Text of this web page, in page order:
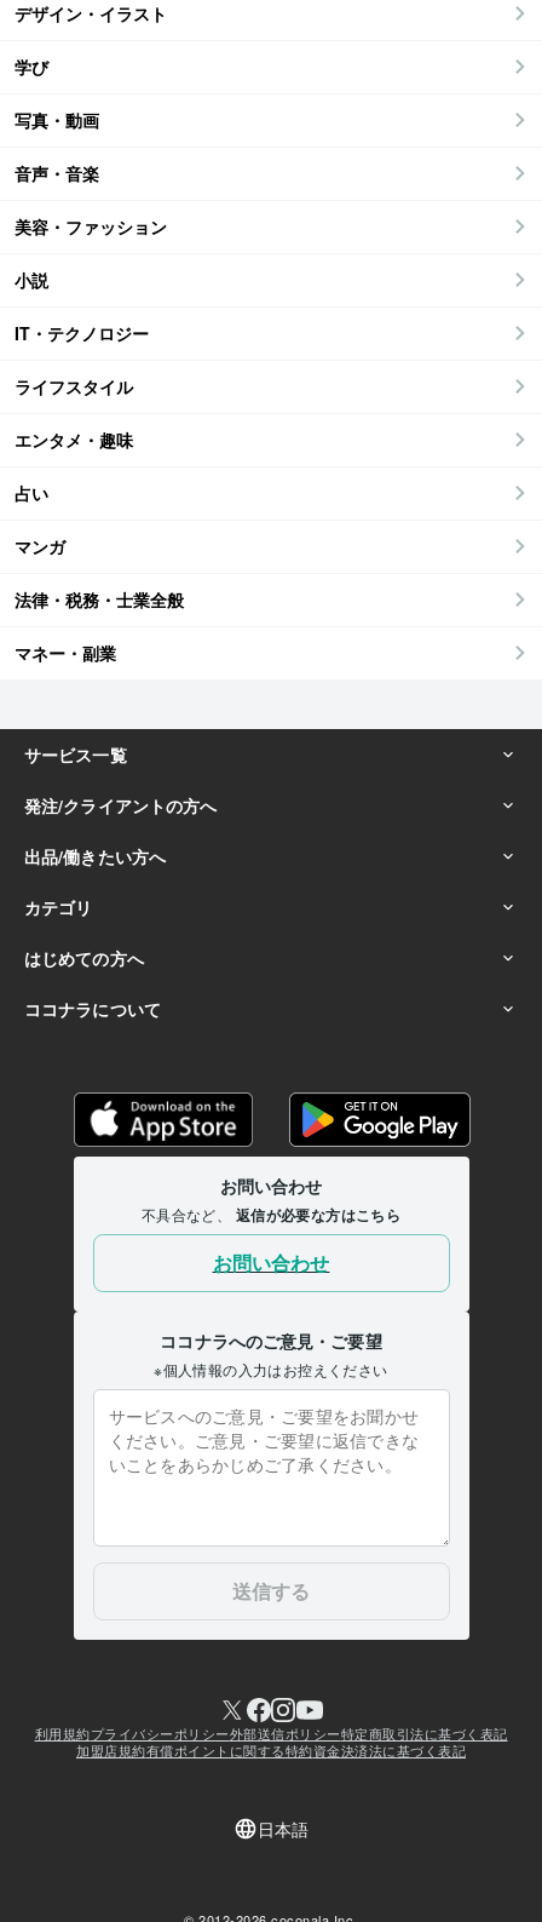
デザイン・イラスト
学び
写真・動画
音声・音楽
美容・ファッション
小説
IT・テクノロジー
ライフスタイル
エンタメ・趣味
占い
マンガ
法律・税務・士業全般
マネー・副業